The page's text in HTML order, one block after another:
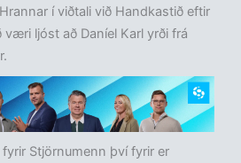
í viðtali við Handkastið eftir
væri ljóst að Daníel Karl yrði frá
Stjörnumenn því fyrir er